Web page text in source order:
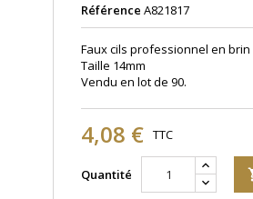
Référence A821817
Faux cils professionnel en
Taille 14mm
​Vendu en lot de 90.
4,08 € TTC
Quantité